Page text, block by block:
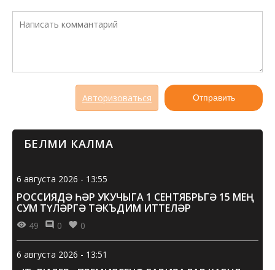
Авторизоваться Отправить
БЕЛМИ КАЛМА
6 августа 2026 - 13:55
РОССИЯДӘ ҺӘР УКУЧЫГА 1 СЕНТЯБРЬГӘ 15 МЕҢ
СУМ ТҮЛӘРГӘ ТӘКЪДИМ ИТТЕЛӘР
49 0 0
6 августа 2026 - 13:51